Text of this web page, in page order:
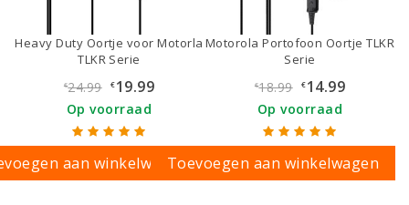
Heavy Duty Oortje voor Motorla
TLKR Serie
€24.99 €19.99
Op voorraad
aan winkelwagen
Motorola Portofoon Oortje TLKR
Serie
€18.99 €14.99
Op voorraad
Toevoegen aan winkelwagen